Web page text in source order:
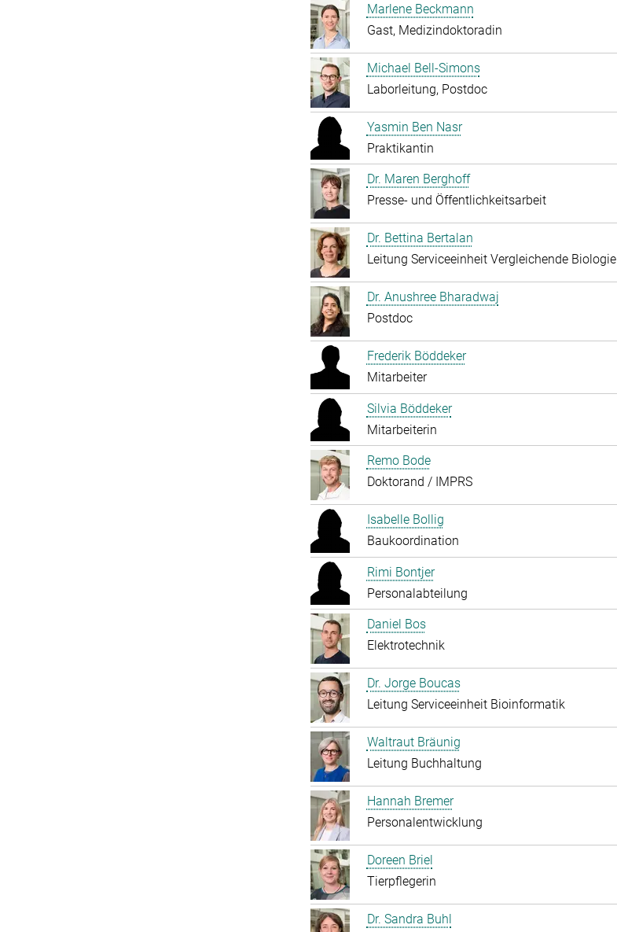
Marlene Beckmann
Gast, Medizindoktoradin
Michael Bell-Simons
Laborleitung, Postdoc
Yasmin Ben Nasr
Praktikantin
Dr. Maren Berghoff
Presse- und Öffentlichkeitsarbeit
Dr. Bettina Bertalan
Leitung Serviceeinheit Vergleichende Biologie
Dr. Anushree Bharadwaj
Postdoc
Frederik Böddeker
Mitarbeiter
Silvia Böddeker
Mitarbeiterin
Remo Bode
Doktorand / IMPRS
Isabelle Bollig
Baukoordination
Rimi Bontjer
Personalabteilung
Daniel Bos
Elektrotechnik
Dr. Jorge Boucas
Leitung Serviceeinheit Bioinformatik
Waltraut Bräunig
Leitung Buchhaltung
Hannah Bremer
Personalentwicklung
Doreen Briel
Tierpflegerin
Dr. Sandra Buhl